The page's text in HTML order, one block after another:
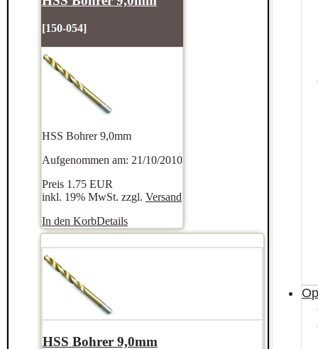
[150-054]
HSS Bohrer 9,0mm
Aufgenommen am: 21/10/2010
Preis 1.75 EUR
inkl. 19% MwSt. zzgl. Versand
In den KorbDetails
HSS Bohrer 9,0mm